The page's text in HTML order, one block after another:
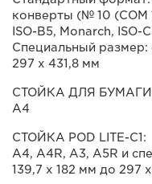
конверты (№ 10 (COM
ISO-B5, Monarch, ISO-
Специальный размер:
297 x 431,8 мм
СТОЙКА ДЛЯ
A4
СТОЙКА POD LITE-C1:
A4, A4R, A3, A5R и
139,7 x 182 мм до 297